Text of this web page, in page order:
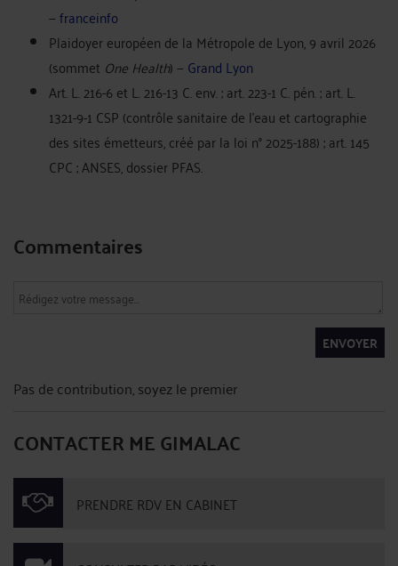
—franceinfo
Plaidoyer européen de la Métropole de Lyon, 9 avril 2026
(sommet One Health) — Grand Lyon
Art. L. 216-6 et L. 216-13 C. env. ; art. 223-1 C. pén. ; art. L.
1321-9-1 CSP (contrôle sanitaire de l'eau et cartographie
des sites émetteurs, créé par la loi n° 2025-188) ; art. 145
CPC ; ANSES, dossier PFAS.
Commentaires
ENVOYER
Pas de contribution, soyez le premier
CONTACTER ME GIMALAC
PRENDRE RDV EN CABINET